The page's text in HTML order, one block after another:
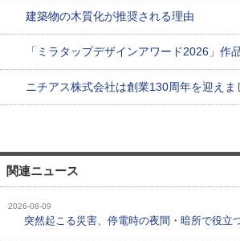
建築物の木質化が推奨される理由
「ミラタップデザインアワード2026」作
ニチアス株式会社は創業130周年を迎えま
関連ニュース
2026-08-09
突然起こる災害、停電時の夜間・暗所で役立